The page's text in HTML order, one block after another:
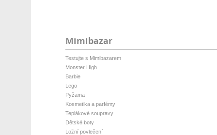
Mimibazar
Testujte s Mimibazarem
Monster High
Barbie
Lego
Pyžama
Kosmetika a parfémy
Teplákové soupravy
Dětské boty
Ložní povlečení